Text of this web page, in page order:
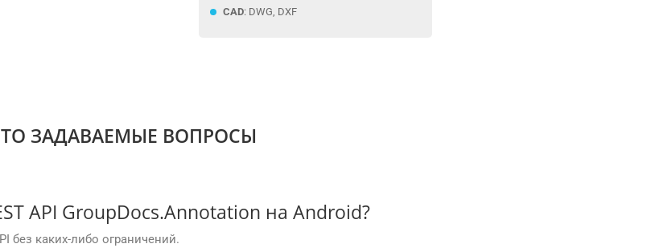
CAD: DWG, DXF
ЗАДАВАЕМЫЕ ВОПРОСЫ
API GroupDocs.Annotation на Android?
без каких-либо ограничений.